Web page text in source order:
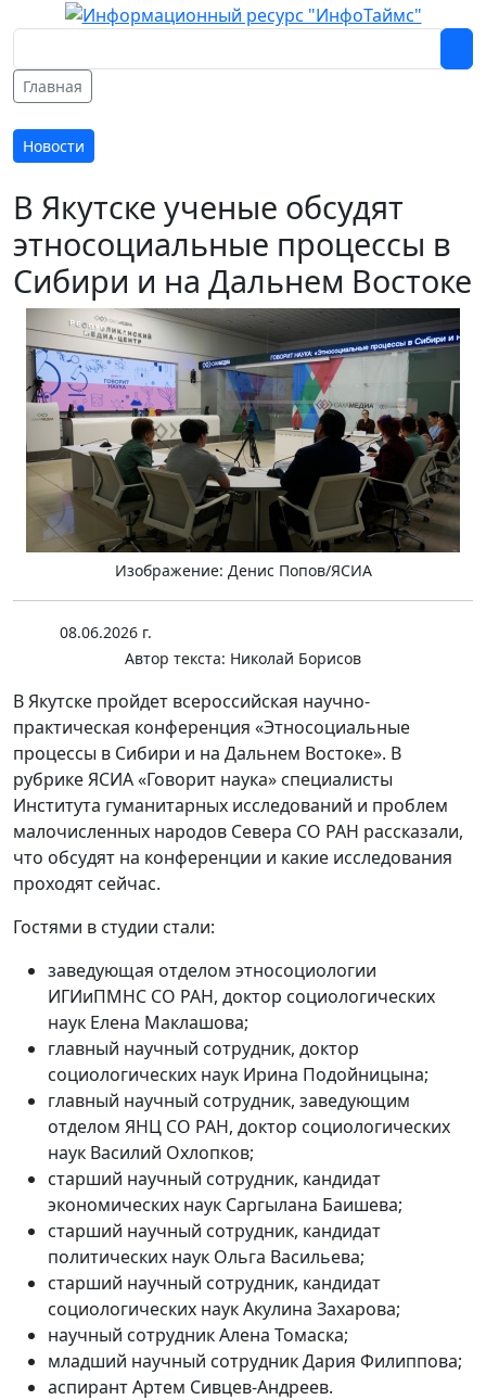
Главная
Новости
В Якутске ученые обсудят
этносоциальные процессы в
Сибири и на Дальнем Востоке
Изображение: Денис Попов/ЯСИА
08.06.2026 г.
Автор текста: Николай Борисов
В Якутске пройдет всероссийская научно-
практическая конференция «Этносоциальные
процессы в Сибири и на Дальнем Востоке». В
рубрике ЯСИА «Говорит наука» специалисты
Института гуманитарных исследований и проблем
малочисленных народов Севера СО РАН рассказали,
что обсудят на конференции и какие исследования
проходят сейчас.
Гостями в студии стали:
заведующая отделом этносоциологии
ИГИиПМНС СО РАН, доктор социологических
наук Елена Маклашова;
главный научный сотрудник, доктор
социологических наук Ирина Подойницына;
главный научный сотрудник, заведующим
отделом ЯНЦ СО РАН, доктор социологических
наук Василий Охлопков;
старший научный сотрудник, кандидат
экономических наук Саргылана Баишева;
старший научный сотрудник, кандидат
политических наук Ольга Васильева;
старший научный сотрудник, кандидат
социологических наук Акулина Захарова;
научный сотрудник Алена Томаска;
младший научный сотрудник Дария Филиппова;
аспирант Артем Сивцев-Андреев.